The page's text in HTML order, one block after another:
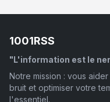
1001RSS
"L'information est le
Notre mission : vous
bruit et optimiser votre
l'essentiel.